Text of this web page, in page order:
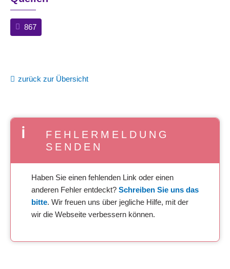
867
zurück zur Übersicht
FEHLERMELDUNG
SENDEN
Haben Sie einen fehlenden Link oder einen
anderen Fehler entdeckt? Schreiben Sie uns das
bitte. Wir freuen uns über jegliche Hilfe, mit der
wir die Webseite verbessern können.